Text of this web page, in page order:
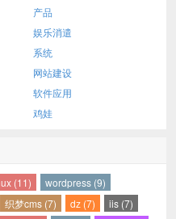
产品
娱乐消遣
系统
网站建设
软件应用
鸡娃
(11)
wordpress (9)
织梦cms (7) dz (7)
iis (7)